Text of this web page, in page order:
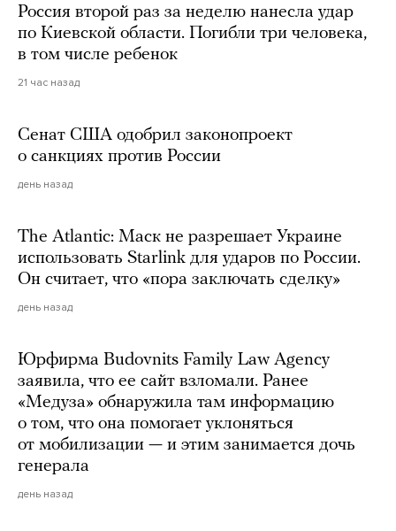
Россия второй раз за неделю нанесла удар
по Киевской области. Погибли три человека,
в том числе ребенок
21 час назад
Сенат США одобрил законопроект
о санкциях против России
день назад
The Atlantic: Маск не разрешает Украине
использовать Starlink для ударов по России.
Он считает, что «пора заключать сделку»
день назад
Юрфирма Budovnits Family Law Agency
заявила, что ее сайт взломали. Ранее
«Медуза» обнаружила там информацию
о том, что она помогает уклоняться
от мобилизации — и этим занимается дочь
генерала
день назад